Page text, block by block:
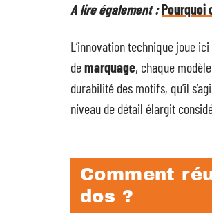
A lire également :Pourquoi
L’innovation technique joue
demarquage, chaque
durabilité des motifs, qu’il
niveau de détail élargit
Comment
dos ?